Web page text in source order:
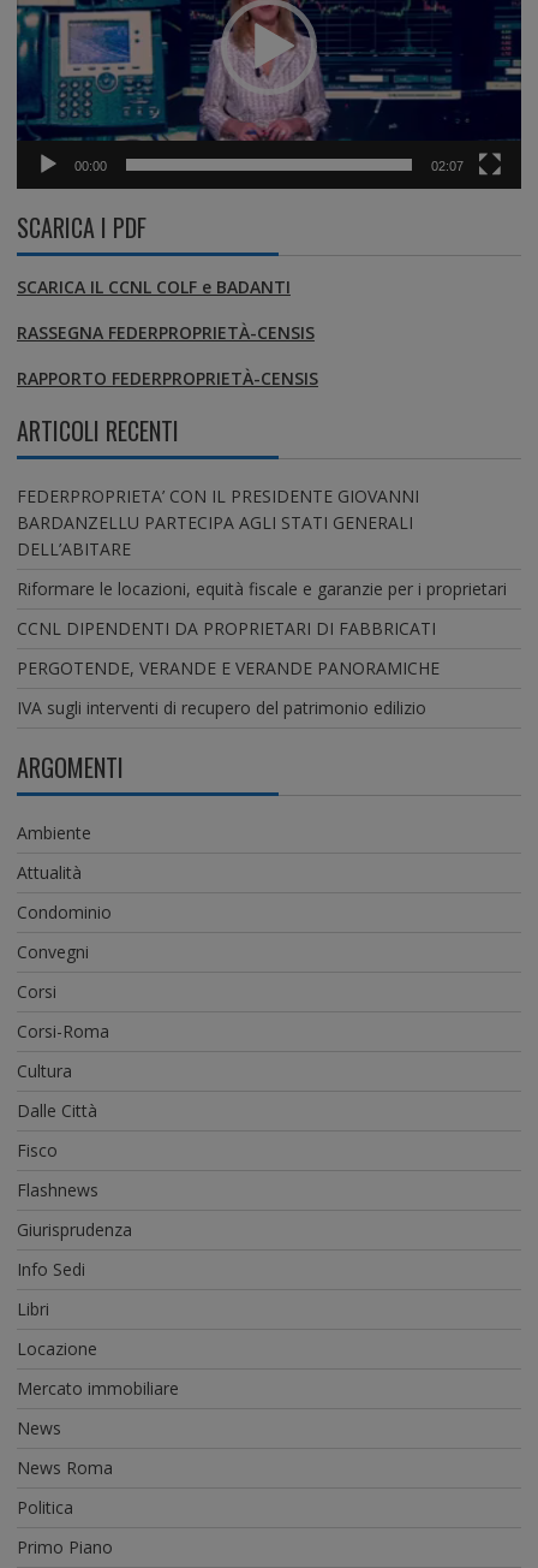
00:00 02:07
SCARICA I PDF
SCARICA IL CCNL COLF e BADANTI
RASSEGNA FEDERPROPRIETÀ-CENSIS
RAPPORTO FEDERPROPRIETÀ-CENSIS
ARTICOLI RECENTI
FEDERPROPRIETA’ CON IL PRESIDENTE GIOVANNI
BARDANZELLU PARTECIPA AGLI STATI GENERALI
DELL’ABITARE
Riformare le locazioni, equità fiscale e garanzie per i proprietari
CCNL DIPENDENTI DA PROPRIETARI DI FABBRICATI
PERGOTENDE, VERANDE E VERANDE PANORAMICHE
IVA sugli interventi di recupero del patrimonio edilizio
ARGOMENTI
Ambiente
Attualità
Condominio
Convegni
Corsi
Corsi-Roma
Cultura
Dalle Città
Fisco
Flashnews
Giurisprudenza
Info Sedi
Libri
Locazione
Mercato immobiliare
News
News Roma
Politica
Primo Piano